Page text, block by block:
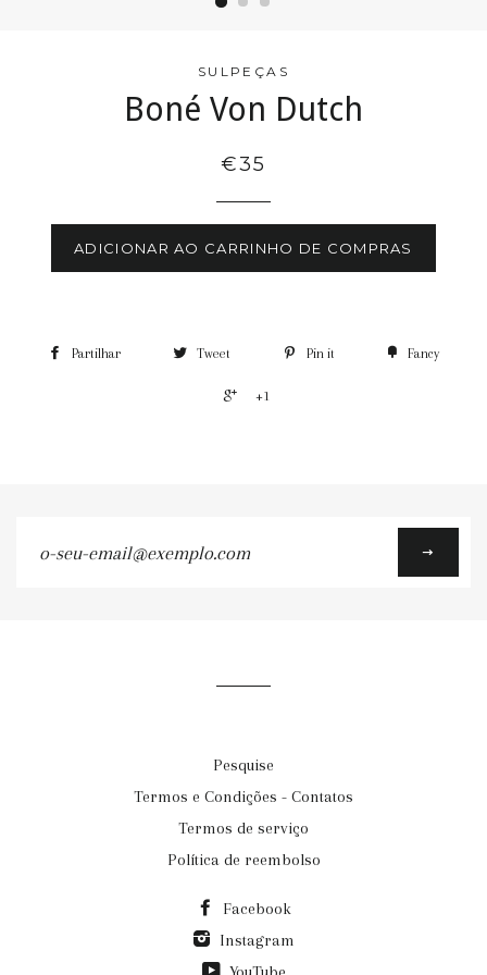
SULPEÇAS
Boné Von Dutch
€35
ADICIONAR AO CARRINHO DE COMPRAS
Partilhar Tweet Pin it Fancy
+1
Pesquise
Termos e Condições - Contatos
Termos de serviço
Política de reembolso
Facebook
Instagram